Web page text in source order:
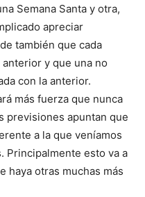
Semana Santa y otra,
apreciar
también que cada
y que una no
con la anterior.
más fuerza que nunca
previsiones apuntan que
a la que veníamos
Principalmente esto va a
haya otras muchas más